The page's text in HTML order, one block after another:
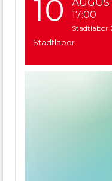
10 AUGUST
17:00